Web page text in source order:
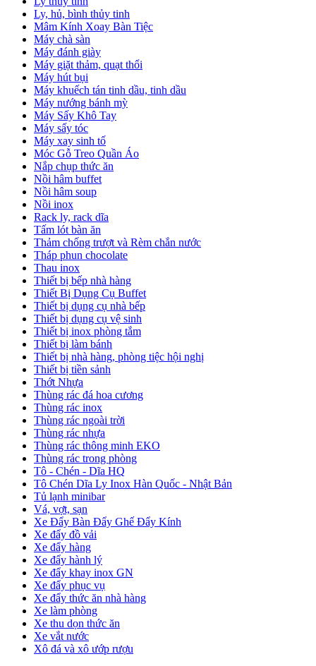
Ly, hủ, bình thủy tinh
Mâm Kính Xoay Bàn Tiệc
Máy chà sàn
Máy đánh giày
Máy giặt thảm, quạt thổi
Máy hút bụi
Máy khuếch tán tinh dầu, tinh dầu
Máy nướng bánh mỳ
Máy Sấy Khô Tay
Máy sấy tóc
Máy xay sinh tố
Móc Gỗ Treo Quần Áo
Nắp chụp thức ăn
Nồi hâm buffet
Nồi hâm soup
Nồi inox
Rack ly, rack dĩa
Tấm lót bàn ăn
Thảm chống trượt và Rèm chắn nước
Tháp phun chocolate
Thau inox
Thiết bị bếp nhà hàng
Thiết Bị Dụng Cụ Buffet
Thiết bị dụng cụ nhà bếp
Thiết bị dụng cụ vệ sinh
Thiết bị inox phòng tắm
Thiết bị làm bánh
Thiết bị nhà hàng, phòng tiệc hội nghị
Thiết bị tiền sảnh
Thớt Nhựa
Thùng rác đá hoa cương
Thùng rác inox
Thùng rác ngoài trời
Thùng rác nhựa
Thùng rác thông minh EKO
Thùng rác trong phòng
Tô - Chén - Dĩa HQ
Tô Chén Dĩa Ly Inox Hàn Quốc - Nhật Bản
Tủ lạnh minibar
Vá, vợt, sạn
Xe Đẩy Bàn Đẩy Ghế Đẩy Kính
Xe đẩy đồ vải
Xe đẩy hàng
Xe đẩy hành lý
Xe đẩy khay inox GN
Xe đẩy phục vụ
Xe đẩy thức ăn nhà hàng
Xe làm phòng
Xe thu dọn thức ăn
Xe vắt nước
Xô đá và xô ướp rượu